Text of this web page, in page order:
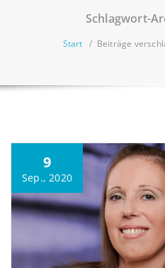
Schlagwort-
Start / Beiträge
9
Sep., 2020